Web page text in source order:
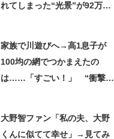
れてしまった“光景”が92万再
家族で川遊びへ→高1息子が
100均の網でつかまえたの
は……「すごい！」 “衝撃の
大野智ファン「私の夫、大野
くんに似てて幸せ」→見てみ